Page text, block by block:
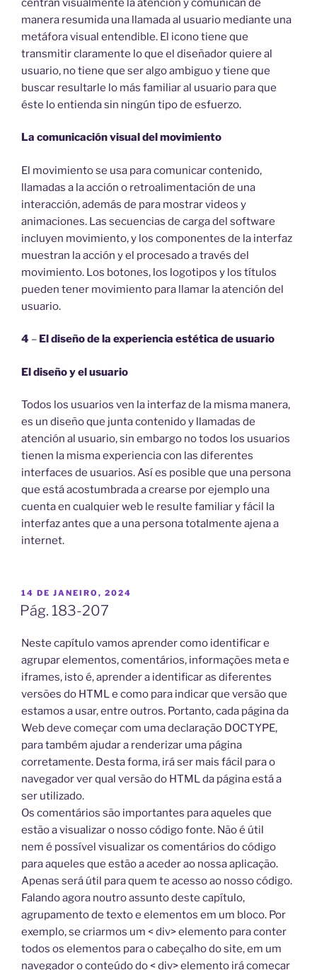
manera resumida una llamada al usuario mediante una
metáfora visual entendible. El icono tiene que
transmitir claramente lo que el diseñador quiere al
usuario, no tiene que ser algo ambiguo y tiene que
buscar resultarle lo más familiar al usuario para que
éste lo entienda sin ningún tipo de esfuerzo.
La comunicación visual del movimiento
El movimiento se usa para comunicar contenido,
llamadas a la acción o retroalimentación de una
interacción, además de para mostrar videos y
animaciones. Las secuencias de carga del software
incluyen movimiento, y los componentes de la interfaz
muestran la acción y el procesado a través del
movimiento. Los botones, los logotipos y los títulos
pueden tener movimiento para llamar la atención del
usuario.
4 – El diseño de la experiencia estética de usuario
El diseño y el usuario
Todos los usuarios ven la interfaz de la misma manera,
es un diseño que junta contenido y llamadas de
atención al usuario, sin embargo no todos los usuarios
tienen la misma experiencia con las diferentes
interfaces de usuarios. Así es posible que una persona
que está acostumbrada a crearse por ejemplo una
cuenta en cualquier web le resulte familiar y fácil la
interfaz antes que a una persona totalmente ajena a
internet.
PUBLICADO
EM
14 DE JANEIRO, 2024
Pág. 183-207
Neste capítulo vamos aprender como identificar e
agrupar elementos, comentários, informações meta e
iframes, isto é, aprender a identificar as diferentes
versões do HTML e como para indicar que versão que
estamos a usar, entre outros. Portanto, cada página da
Web deve começar com uma declaração DOCTYPE,
para também ajudar a renderizar uma página
corretamente. Desta forma, irá ser mais fácil para o
navegador ver qual versão do HTML da página está a
ser utilizado.
Os comentários são importantes para aqueles que
estão a visualizar o nosso código fonte. Não é útil
nem é possível visualizar os comentários do código
para aqueles que estão a aceder ao nossa aplicação.
Apenas será útil para quem te acesso ao nosso código.
Falando agora noutro assunto deste capítulo,
agrupamento de texto e elementos em um bloco. Por
exemplo, se criarmos um < div> elemento para conter
todos os elementos para o cabeçalho do site, em um
navegador o conteúdo do < div> elemento irá começar